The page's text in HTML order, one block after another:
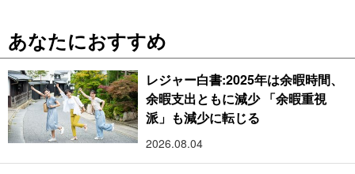
あなたにおすすめ
レジャー白書:2025年は余暇時間、
余暇支出ともに減少 「余暇重視
派」も減少に転じる
2026.08.04